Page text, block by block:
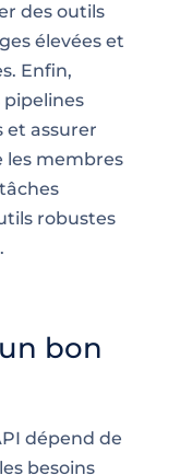
des outils
élevées et
Enfin,
pipelines
et assurer
les membres
robustes
bon
dépend de
besoins